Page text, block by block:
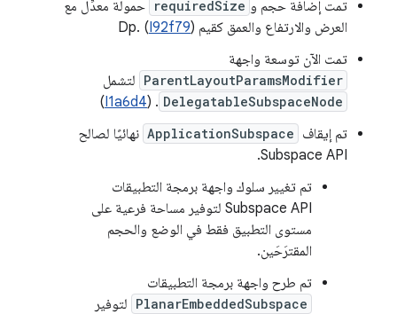
تمت إضافة حجم و requiredSize حمولة معدِّل مع
العرض والارتفاع والعمق كقيم Dp. ( I92f79)
تمت الآن توسعة واجهة
ParentLayoutParamsModifier لتشمل
DelegatableSubspaceNode
. (
I1a6d4
)
تم إيقاف ApplicationSubspace نهائيًا لصالح
Subspace API.
تم تغيير سلوك واجهة برمجة التطبيقات
Subspace API لتوفير مساحة فرعية على
مستوى التطبيق فقط في الوضع والحجم
المقترَحَين.
تم طرح واجهة برمجة التطبيقات
PlanarEmbeddedSubspace لتوفير